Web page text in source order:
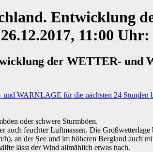
Entwicklung
11:00 Uhr:
der WETTER- und
oder schwere Sturmböen.
feuchter Luftmassen. Die Großwetterlage
an der See und im höheren Bergland auch
lässt der Wind allmählich etwas nach.